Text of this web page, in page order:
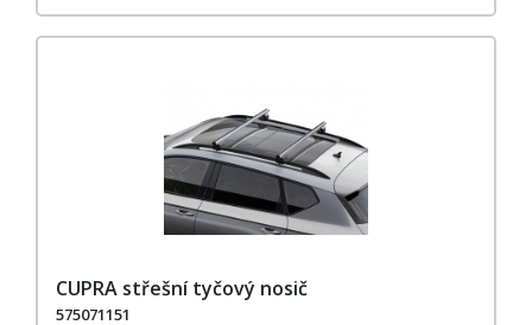
CUPRA střešní tyčový nosič
575071151